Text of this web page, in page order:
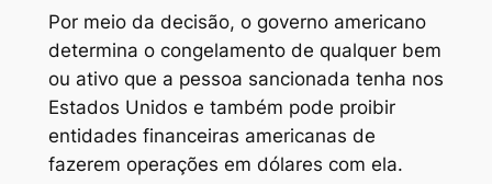
Por meio da decisão, o governo americano
determina o congelamento de qualquer bem
ou ativo que a pessoa sancionada tenha nos
Estados Unidos e também pode proibir
entidades financeiras americanas de
fazerem operações em dólares com ela.